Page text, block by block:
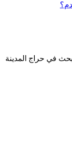
في حراج المدينة